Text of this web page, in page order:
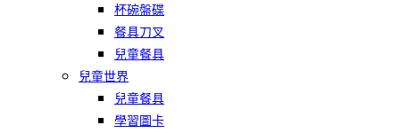
杯碗盤碟
餐具刀叉
兒童餐具
兒童世界
兒童餐具
學習圖卡